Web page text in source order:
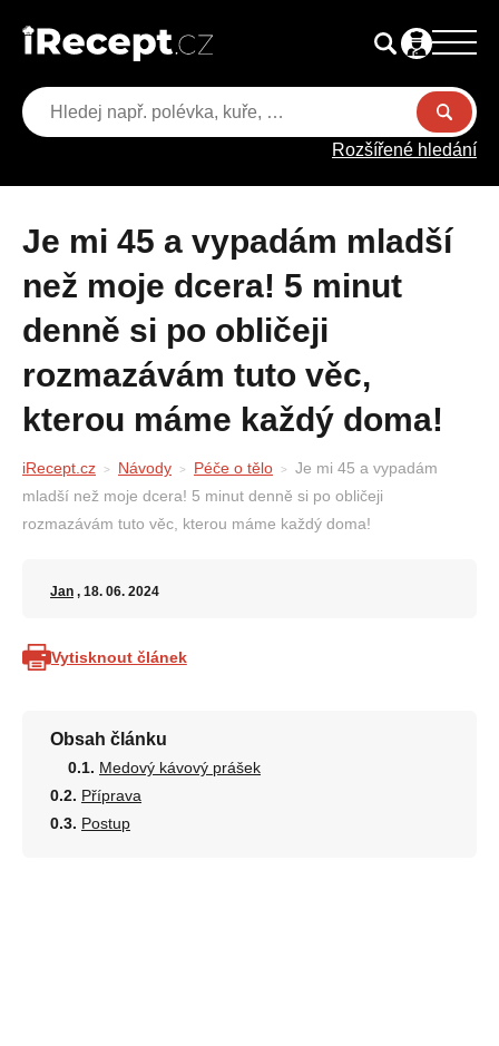
Rozšířené hledání
Je mi 45 a vypadám mladší
než moje dcera! 5 minut
denně si po obličeji
rozmazávám tuto věc,
kterou máme každý doma!
iRecept.cz Návody Péče o tělo
Je mi 45 a vypadám
mladší než moje dcera! 5 minut denně si po obličeji
rozmazávám tuto věc, kterou máme každý doma!
Jan , 18. 06. 2024
Vytisknout článek
Obsah článku
Medový kávový prášek
Příprava
Postup